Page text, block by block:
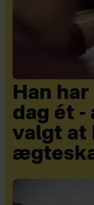
Han
dag ét -
valgt at